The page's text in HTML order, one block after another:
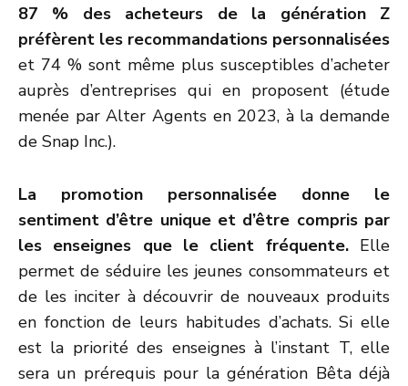
87 % des acheteurs de la génération Z
préfèrent les recommandations personnalisées
et 74 % sont même plus susceptibles d’acheter
auprès d’entreprises qui en proposent (étude
menée par Alter Agents en 2023, à la demande
de Snap Inc.).
La promotion personnalisée donne le
sentiment d’être unique et d’être compris par
les enseignes que le client fréquente.Elle
permet de séduire les jeunes consommateurs et
de les inciter à découvrir de nouveaux produits
en fonction de leurs habitudes d’achats. Si elle
est la priorité des enseignes à l’instant T, elle
sera un prérequis pour la génération Bêta déjà